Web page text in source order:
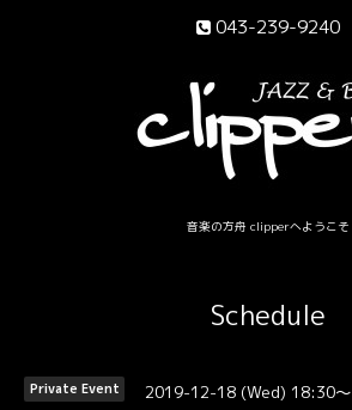
043-239-9240
音楽の方舟 clipperへようこそ
Schedule
Private Event 2019-12-18 (Wed) 18:30～